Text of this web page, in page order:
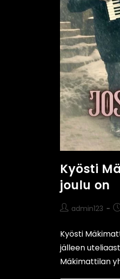
Kyösti
joulu on
admin123
Kyösti
jälleen
Mäkimattilan